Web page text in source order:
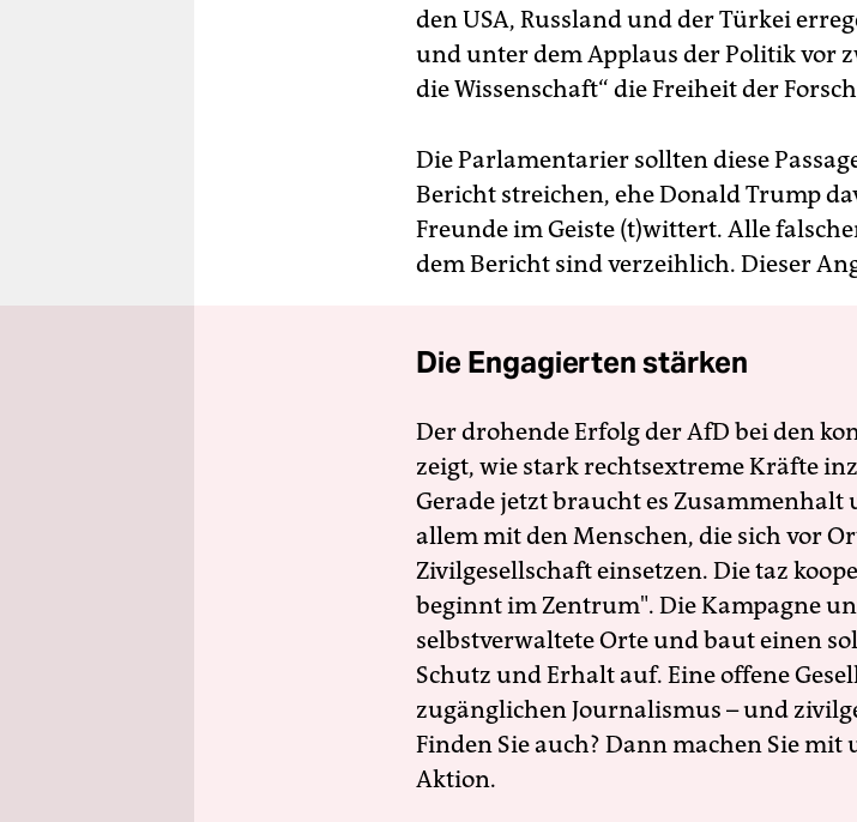
den USA, Russland und der Türkei
und unter dem Applaus der Politik vor
die Wissenschaft“ die Freiheit der
Die Parlamentarier sollten diese
Bericht streichen, ehe Donald Trump
Freunde im Geiste (t)wittert. Alle
dem Bericht sind verzeihlich. Dieser
Die Engagierten stärken
Der drohende Erfolg der AfD bei den
zeigt, wie stark rechtsextreme Kräfte
Gerade jetzt braucht es
allem mit den Menschen, die sich vor
Zivilgesellschaft einsetzen. Die taz
beginnt im Zentrum". Die Kampagne
selbstverwaltete Orte und baut einen
Schutz und Erhalt auf. Eine offene
zugänglichen Journalismus – und
Finden Sie auch? Dann machen Sie
Aktion.